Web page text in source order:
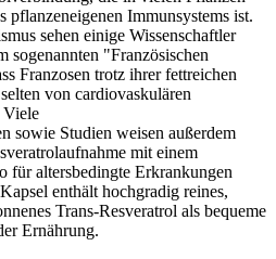
pflanzeneigenen Immunsystems ist.
sehen einige Wissenschaftler
sogenannten "Französischen
Franzosen trotz ihrer fettreichen
von cardiovaskulären
Viele
sowie Studien weisen außerdem
mit einem
für altersbedingte Erkrankungen
enthält hochgradig reines,
Trans-Resveratrol als bequeme
Ernährung.